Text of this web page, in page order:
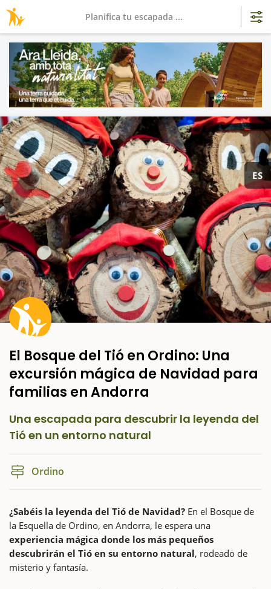
ES
El Bosque del Tió en Ordino: Una
excursión mágica de Navidad para
familias en Andorra
Una escapada para descubrir la leyenda del
Tió en un entorno natural
Ordino
¿Sabéis la leyenda del Tió de Navidad? En el Bosque de
la Esquella de Ordino, en Andorra, le espera una
experiencia mágica donde los más pequeños
descubrirán el Tió en su entorno natural, rodeado de
misterio y fantasía.
Planifica tu escapada ...